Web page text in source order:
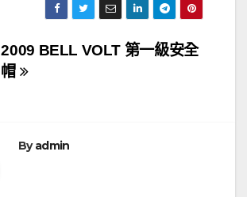
2009 BELL VOLT 第一級安全
帽
Byadmin